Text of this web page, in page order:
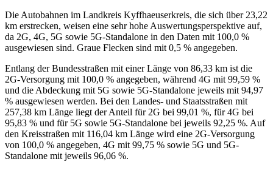
Die Autobahnen im Landkreis Kyffhaeuserkreis, die sich über 23,22
km erstrecken, weisen eine sehr hohe Auswertungsperspektive auf,
da 2G, 4G, 5G sowie 5G-Standalone in den Daten mit 100,0 %
ausgewiesen sind. Graue Flecken sind mit 0,5 % angegeben.
Entlang der Bundesstraßen mit einer Länge von 86,33 km ist die
2G-Versorgung mit 100,0 % angegeben, während 4G mit 99,59 %
und die Abdeckung mit 5G sowie 5G-Standalone jeweils mit 94,97
% ausgewiesen werden. Bei den Landes- und Staatsstraßen mit
257,38 km Länge liegt der Anteil für 2G bei 99,01 %, für 4G bei
95,83 % und für 5G sowie 5G-Standalone bei jeweils 92,25 %. Auf
den Kreisstraßen mit 116,04 km Länge wird eine 2G-Versorgung
von 100,0 % angegeben, 4G mit 99,75 % sowie 5G und 5G-
Standalone mit jeweils 96,06 %.